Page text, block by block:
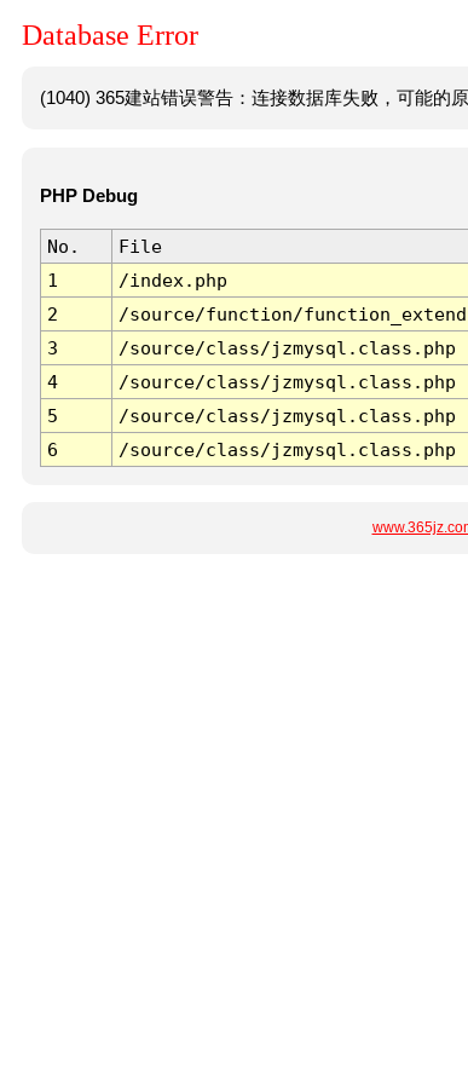
Database Error
(1040) 365建站错误警告：连接数据库失败，可能的
PHP Debug
No. File
1
/index.php
2
/source/function/
3
/source/class/jzmysql.class.php
4
/source/class/jzmysql.class.php
5
/source/class/jzmysql.class.php
6
/source/class/jzmysql.class.php